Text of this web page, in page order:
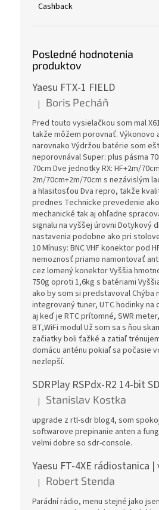
Cashback
Posledné hodnotenia
produktov
Yaesu FTX-1 FIELD
Hodnotenie produktu je 5 z 5
| Boris Pecháň
Pred touto vysielačkou som mal
takže môžem porovnať. Výkonovo
narovnako Výdržou batérie som
neporovnával Super: plus pásma
70cm Dve jednotky RX: HF+2m/
2m/70cm+2m/70cm s nezávislým
a hlasitosťou Dva repro, takže
prednes Technicke prevedenie ako
mechanické tak aj ohľadne
signalu na vyššej úrovni Dotykový
nastavenia podobne ako pri
10 Mínusy: BNC VHF konektor pod
nemoznosť priamo namontovať
cez lomený konektor Vyššia
750g oproti 1,6kg s batériami
ako by som si predstavoval Chýba
integrovaný tuner, UTC hodinky na
aj keď je RTC prítomné, SWR meter,
BT,WiFi modul Už som sa s ňou
začiatky boli ťažké a zatiaľ
domácu anténu pokiaľ sa počasie
nezlepší.
Hodnotenie produktu je 5 z 5
| Stanislav Kostka
upgrade z rtl-sdr blog4, som
softwarove prepinanie anten a
velmi dobre so sdr-console.
Hodnotenie produktu je 5 z 5
| Robert Stenda
Parádní rádio, menu stejné jako